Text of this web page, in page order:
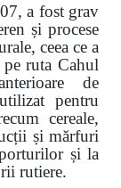
a fost grav
și procese
ceea ce a
ruta Cahul
de
pentru
cereale,
și mărfuri
și la
rutiere.